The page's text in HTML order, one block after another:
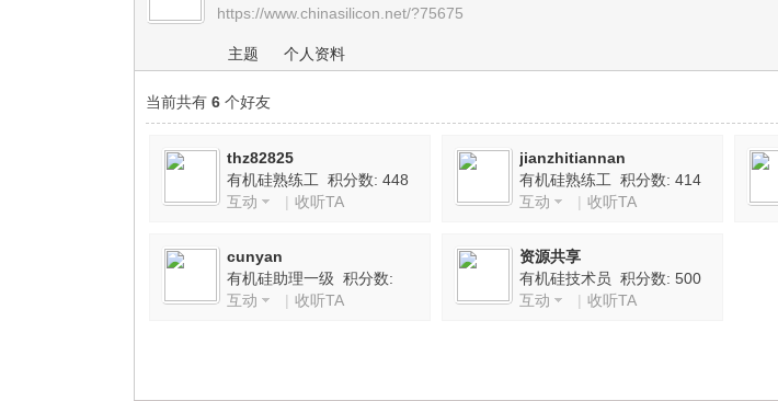
有› ›
https://www.chinasilicon.net/?75675
主题 个人资料
当前共有 6 个好友
thz82825
有机硅熟练工 积分数: 448
互动
| 收听TA
jianzhitiannan
有机硅熟练工 积分数: 414
互动
| 收听TA
cunyan
有机硅助理一级 积分数:
1126
互动 | 收听TA
资源共享
有机硅技术员 积分数: 500
互动
| 收听TA